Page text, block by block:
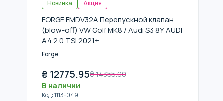
Новинка Акция
FORGE FMDV32A Перепускной клапан
(blow-off) VW Golf MK8 / Audi S3 8Y AUDI
A4 2.0 TSI 2021+
Forge
₴ 12775.95₴14355.00
В наличии
Код:1113-049